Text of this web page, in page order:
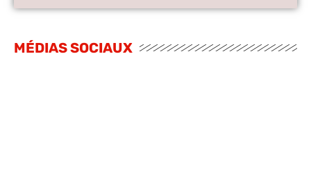
MÉDIAS SOCIAUX